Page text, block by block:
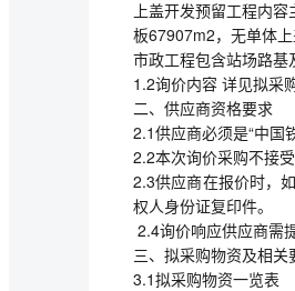
上盖开发预留工程内
板67907m2，无单体上
市政工程包含站场路基
1.2询价内容 详见拟采
二、供应商资格要求
2.1供应商必须是“中国
2.2本次询价采购不接
2.3供应商在报价时，
权人身份证复印件。
2.4询价响应供应商需
三、拟采购物资及相关
3.1拟采购物资一览表